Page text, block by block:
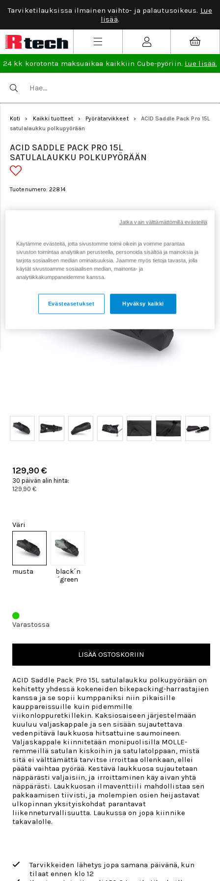
Tarviketilauksissa ilmainen vaihto- ja palautusoikeus. Lue
lisää.
24 kk korotonta maksuaikaa kaikkiin Cube-pyöriin. Lue lisää.
Koti > Kaikki tuotteet > Pyörätarvikkeet >
ACID Saddle Pack Pro 15L
satulalaukku polkupyörään
ACID SADDLE PACK PRO 15L
SATULALAUKKU POLKUPYÖRÄÄN
Tuotenumero: 22814
129,90 €
30 päivän alin hinta:
129,90 €
Väri
musta
black´n
´green
Varastossa
LISÄÄ OSTOSKORIIN
ACID Saddle Pack Pro 15L satulalaukku polkupyörään on
kehitetty yhdessä kokeneiden bikepacking-harrastajien
kanssa ja se sopii kumppaniksi niin pikaisille
kauppareissuille kuin pidemmille
viikonloppuretkillekin. Kaksiosaiseen järjestelmään
kuuluu valjaskappale ja sen sisään sujautettava
vedenpitävä laukkuosa hitsattuine saumoineen.
Valjaskappale kiinnitetään monipuolisilla MOLLE-
remmeillä satulan kiskoihin ja satulatolppaan, mistä
sitä ei välttämättä tarvitse irroittaa ollenkaan, ellei
päätä vaihtaa pyörää. Kestävä laukkuosa sujautetaan
näppärästi valjaisiin, ja irroittaminen käy aivan yhtä
näppärästi. Laukkuosan ilmaventtiili mahdollistaa sen
pakkaamisen tiivisti, ja molempien osien heijastavat
ulkopinnan yksityiskohdat parantavat
liikenneturvallisuutta. Laukussa on jopa kiinnike
takavalolle.
Tarvikkeiden lähetys jopa samana päivänä, kun
tilaat ennen klo 12
Käytämme evästeitä, jotta sivustomme toimii oikein ja voimme parantaa
sivuston toimintaa analytiikan perusteella, personoida sisältöä ja mainoksia ja
tarjota sosiaalisen median ominaisuuksia. Jaamme myös tietoja tavasta, jolla
käytät sivustoamme sosiaalisen median, mainonta- ja
analytiikkakumppaneidemme kanssa.
Hyväksy kaikki
Evästeasetukset
Jatka vain välttämättömillä evästeillä